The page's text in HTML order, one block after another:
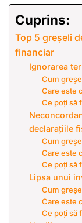
Cuprins:
Top 5 greșeli
financiar
Ignorarea
Cum
Care este
Ce poți să
declarațiile
Cum
Care este
Ce poți să
Lipsa unui
Cum
Care este
Ce poți să